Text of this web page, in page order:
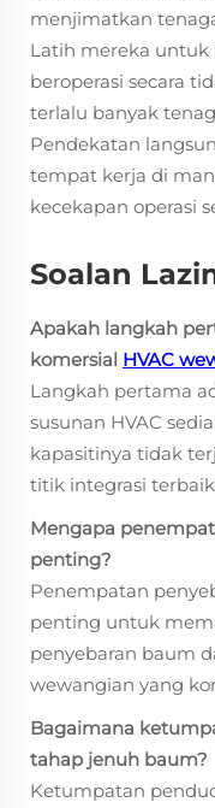
menjimatkan
Latih mereka untuk
beroperasi secara
terlalu banyak
Pendekatan
tempat kerja di
kecekapan operasi
Soalan
Apakah langkah
komersial HVAC
Langkah pertama
susunan HVAC
kapasitinya tidak
titik integrasi
Mengapa
penting?
Penempatan
penting untuk
penyebaran baum
wewangian yang
Bagaimana
tahap jenuh baum?
Ketumpatan